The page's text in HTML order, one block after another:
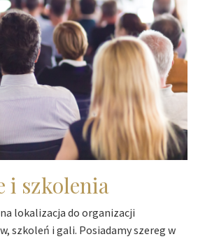
i szkolenia
lokalizacja do organizacji
szkoleń i gali. Posiadamy szereg w